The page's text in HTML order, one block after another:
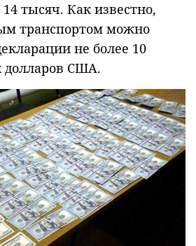
тысяч. Как известно,
транспортом можно
не более 10
США.